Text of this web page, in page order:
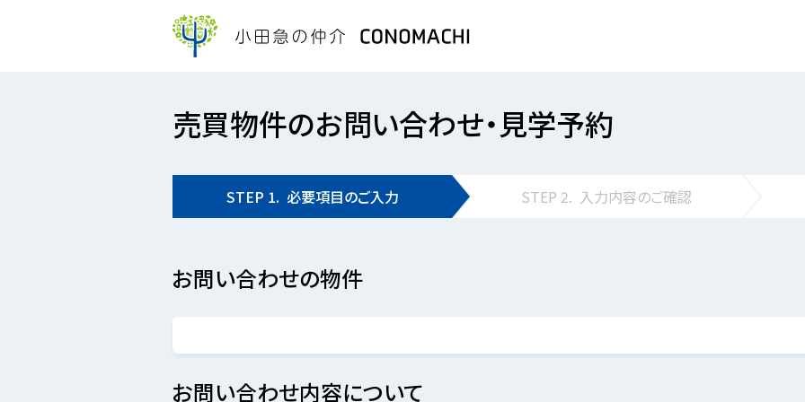
売買物件のお問い合わせ・見学予約
STEP 1. 必要項目のご入力 STEP 2. 入力内容のご確認
お問い合わせの物件
お問い合わせ内容について